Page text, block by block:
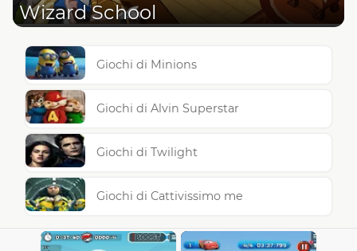
Wizard School
Giochi di Minions
Giochi di Alvin Superstar
Giochi di Twilight
Giochi di Cattivissimo me